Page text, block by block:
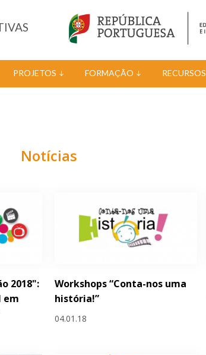
PROJETOS FORMAÇÃO RECURSOS
Notícias
2018":
em
Workshops “Conta-nos uma
história!”
04.01.18